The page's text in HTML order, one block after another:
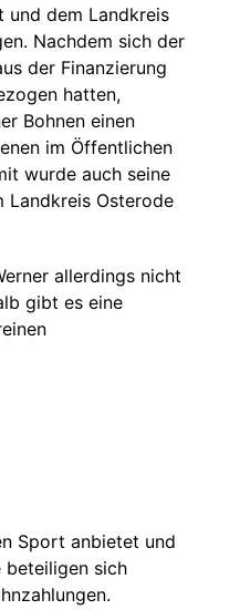
und dem Landkreis
Nachdem sich der
der Finanzierung
hatten,
Bohnen einen
im Öffentlichen
wurde auch seine
Landkreis Osterode
allerdings nicht
gibt es eine
Sport anbietet und
beteiligen sich